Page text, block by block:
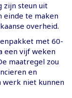
zijn steun uit
einde te maken
overheid.
met 60-
een vijf weken
maatregel zou
en
werk niet kunnen